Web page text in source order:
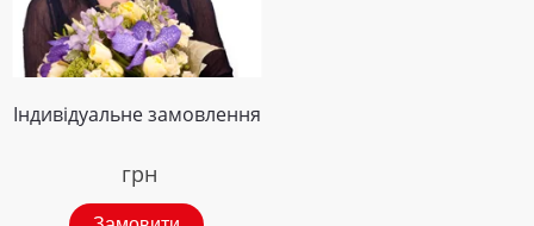
Індивідуальне замовлення
грн